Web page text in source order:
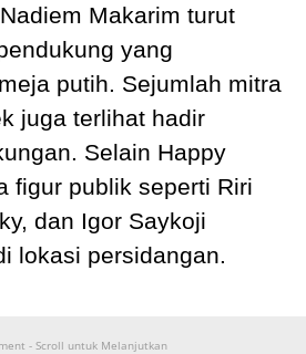
Makarim turut
yang
putih. Sejumlah mitra
juga terlihat hadir
Selain Happy
figur publik seperti Riri
dan Igor Saykoji
lokasi persidangan.
- Scroll untuk Melanjutkan